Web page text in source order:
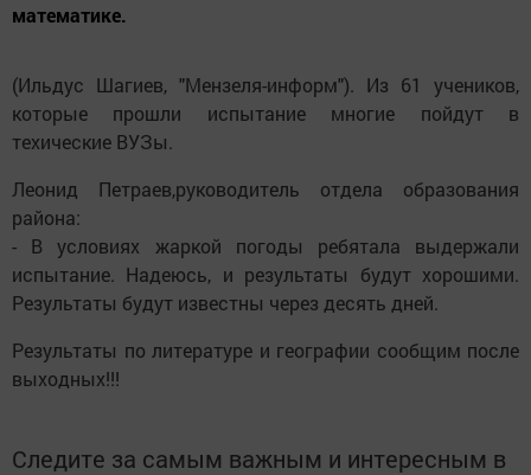
математике.
(Ильдус Шагиев, "Мензеля-информ"). Из 61 учеников,
которые прошли испытание многие пойдут в
техические ВУЗы.
Леонид Петраев,руководитель отдела образования
района:
- В условиях жаркой погоды ребятала выдержали
испытание. Надеюсь, и результаты будут хорошими.
Результаты будут известны через десять дней.
Результаты по литературе и географии сообщим после
выходных!!!
Следите за самым важным и интересным в